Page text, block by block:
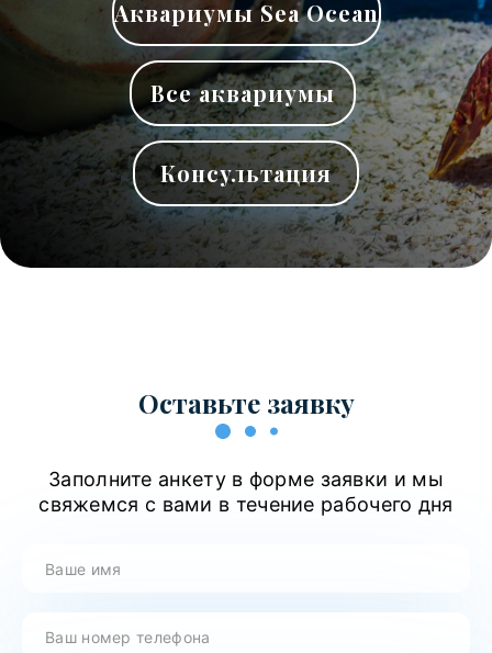
Аквариумы Sea Ocean
Все аквариумы
Консультация
Оставьте заявку
Заполните анкету в форме заявки и мы
свяжемся с вами в течение рабочего дня